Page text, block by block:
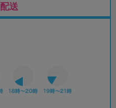
配送